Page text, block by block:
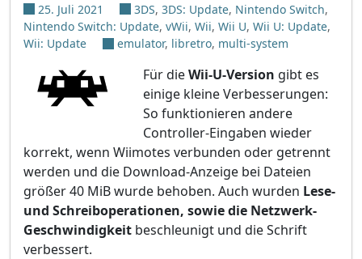
25. Juli 2021 3DS, 3DS: Update, Nintendo Switch,
Nintendo Switch: Update, vWii, Wii, Wii U, Wii U: Update,
Wii: Update
emulator, libretro, multi-system
Für dieWii-U-Version gibt es
einige kleine Verbesserungen:
So funktionieren andere
Controller-Eingaben wieder
korrekt, wenn Wiimotes verbunden oder getrennt
werden und die Download-Anzeige bei Dateien
größer 40 MiB wurde behoben. Auch wurden Lese-
und Schreiboperationen, sowie die Netzwerk-
Geschwindigkeit beschleunigt und die Schrift
verbessert.